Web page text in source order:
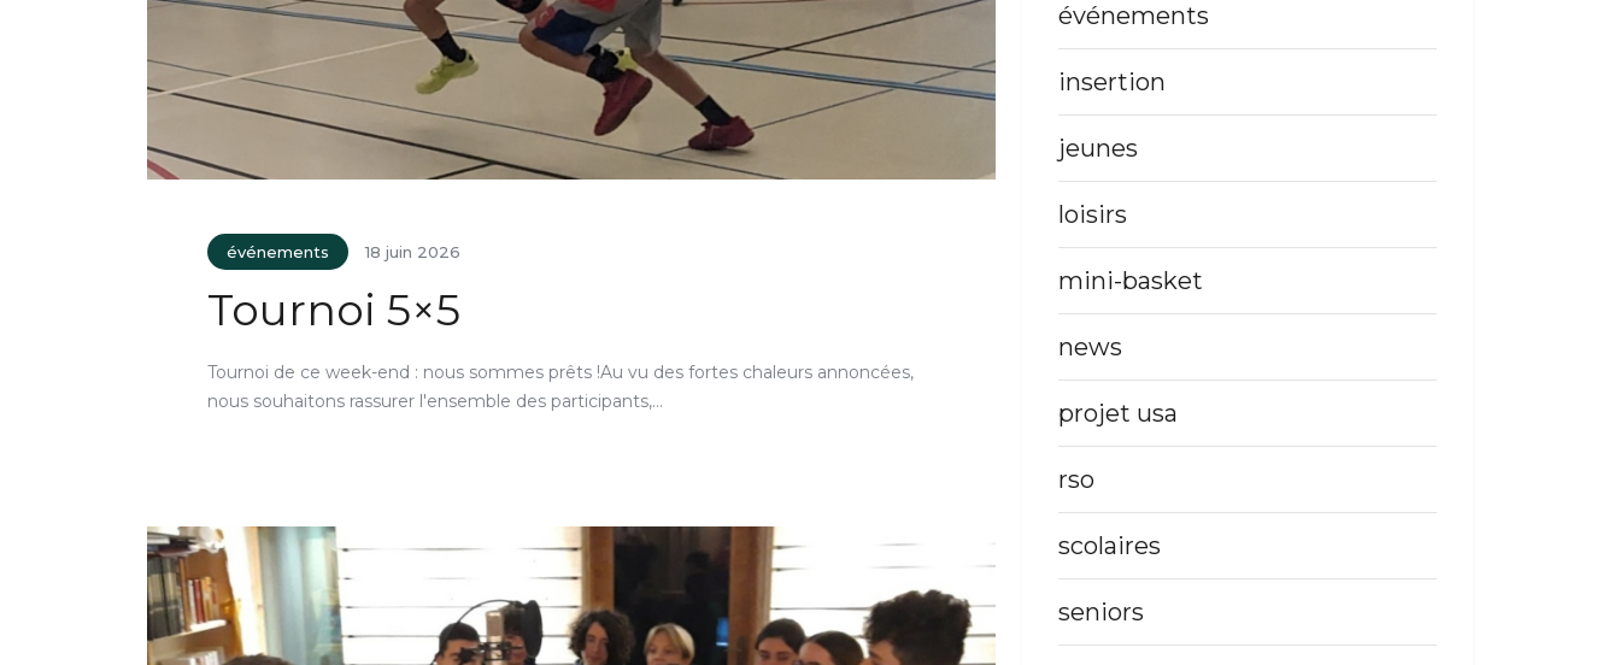
événements 18 juin 2026
Tournoi 5×5
Tournoi de ce week-end : nous sommes prêts !Au vu des fortes chaleurs annoncées,
nous souhaitons rassurer l'ensemble des participants,…
événements
insertion
jeunes
loisirs
mini-basket
news
projet usa
rso
scolaires
seniors